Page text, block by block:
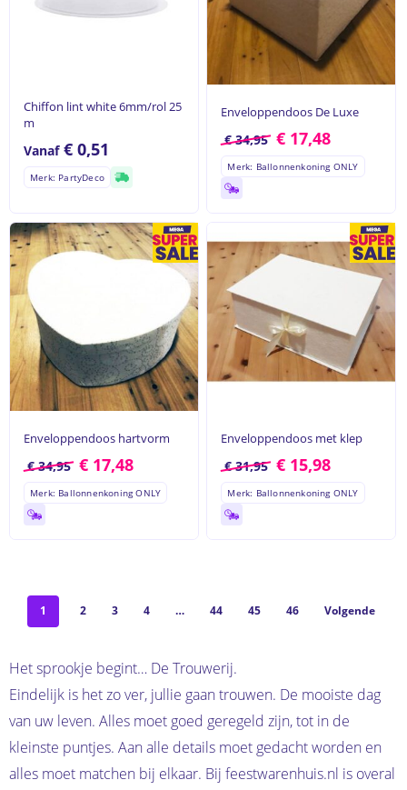
Chiffon lint white 6mm/rol 25
m
Vanaf€ 0,51
Merk: PartyDeco
Enveloppendoos De Luxe
€34,95 € 17,48
Merk: Ballonnenkoning ONLY
Enveloppendoos hartvorm
€34,95 € 17,48
Merk: Ballonnenkoning ONLY
Enveloppendoos met klep
€31,95 € 15,98
Merk: Ballonnenkoning ONLY
1 2 3 4 … 44 45 46 Volgende
Het sprookje begint… De Trouwerij.
Eindelijk is het zo ver, jullie gaan trouwen. De mooiste dag
van uw leven. Alles moet goed geregeld zijn, tot in de
kleinste puntjes. Aan alle details moet gedacht worden en
alles moet matchen bij elkaar. Bij feestwarenhuis.nl is overal